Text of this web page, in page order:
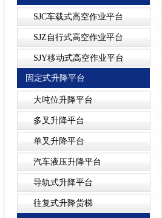
SJC车载式高空作业平台
SJZ自行式高空作业平台
SJY移动式高空作业平台
固定式升降平台
大吨位升降平台
多叉升降平台
单叉升降平台
汽车液压升降平台
导轨式升降平台
往复式升降货梯